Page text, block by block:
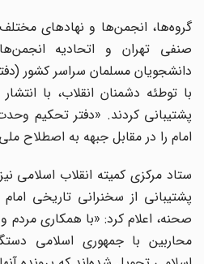
گروه‌ها، انجمن‌ها و نهادهای مختلف
صنفی تهران و اتحادیه
دانشجویان مسلمان سراسر کشور
با توطئه دشمنان انقلاب، با انتشار
پشتیبانی کردند. «دفتر تحکیم
امام را در مقابل جبهه‌ به اصطلاح ملی
ستاد مرکزی کمیته‌ انقلاب اسلامی
پشتیبانی از سخنرانی تاریخی امام
صحنه، اعلام کرد: «با همکاری مردم و
محاربین با جمهوری اسلامی